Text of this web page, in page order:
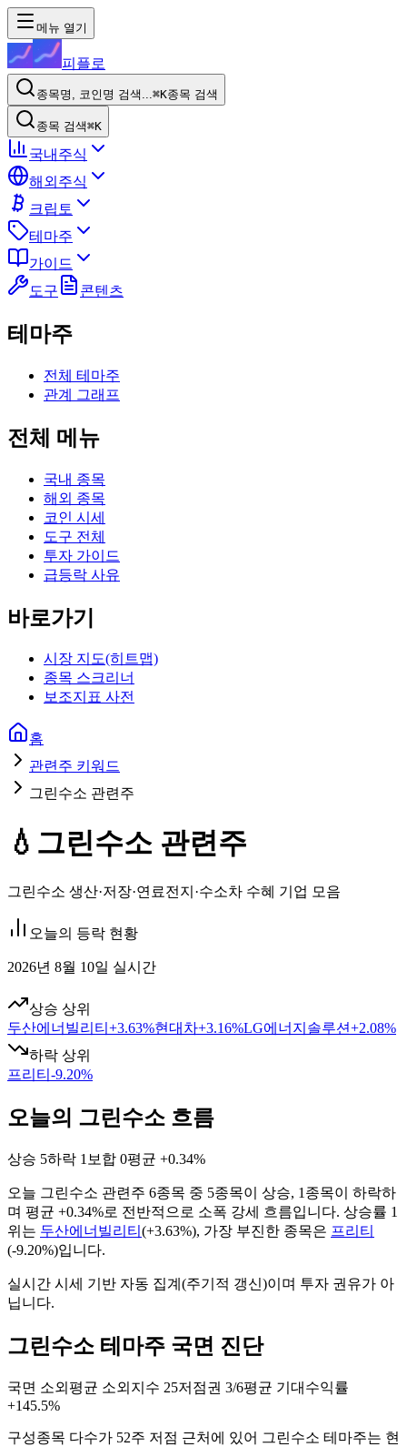
메뉴 열기
피플로
종목명, 코인명 검색...⌘K종목 검색
종목 검색⌘K
국내주식
해외주식
크립토
테마주
가이드
도구
콘텐츠
테마주
전체 테마주
관계 그래프
전체 메뉴
국내 종목
해외 종목
코인 시세
도구 전체
투자 가이드
급등락 사유
바로가기
시장 지도(히트맵)
종목 스크리너
보조지표 사전
홈
관련주 키워드
그린수소 관련주
💧 그린수소 관련주
그린수소 생산·저장·연료전지·수소차 수혜 기업 모음
오늘의 등락 현황
2026년 8월 10일 실시간
상승 상위
두산에너빌리티 +3.63%현대차+3.16%LG에너지솔루션+2.08%
하락 상위
프리티 -9.20%
오늘의 그린수소 흐름
상승 5하락 1 보합 0평균 +0.34%
오늘 그린수소 관련주 6종목 중 5종목이 상승, 1 종목이 하락하
며 평균 +0.34%로 전반적으로 소폭 강세 흐름입니다. 상승률 1
위는 두산에너빌리티 (+3.63%), 가장 부진한 종목은 프리티
(-9.20%)입니다.
실시간 시세 기반 자동 집계(주기적 갱신)이며 투자 권유가 아
닙니다.
그린수소 테마주 국면 진단
국면 소외 평균 소외지수 25저점권 3/6평균 기대수익률
+145.5%
구성종목 다수가 52주 저점 근처에 있어 그린수소 테마주는 현